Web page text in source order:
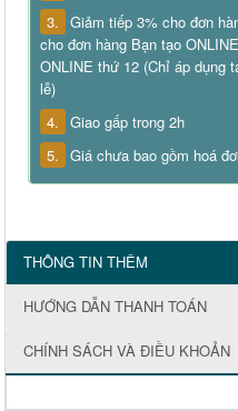
3. Giảm tiếp 3% cho đơn
cho đơn hàng Bạn tạo
ONLINE thứ 12 (Chỉ áp dụng
lễ)
4. Giao gấp trong 2h
5. Giá chưa bao gồm hoá
THÔNG TIN THÊM
HƯỚNG DẪN THANH TOÁN
CHÍNH SÁCH VÀ ĐIỀU KHOẢN